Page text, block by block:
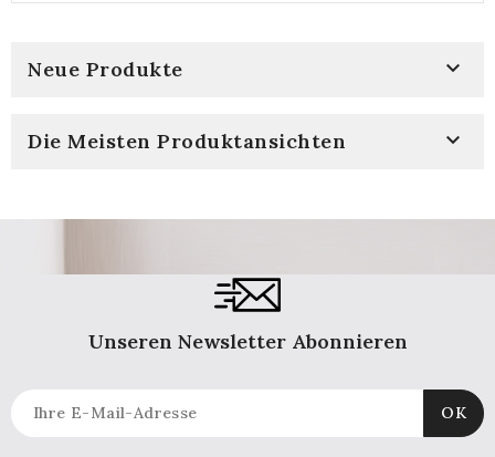
Neue Produkte 
Die Meisten Produktansichten 
Unseren Newsletter Abonnieren